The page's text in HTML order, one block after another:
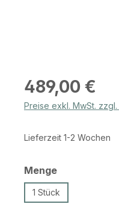
Regulärer Preis:
489,00 €
Preise exkl. MwSt.
Lieferzeit 1-2 Wochen
Mengeauswählen
1 Stück